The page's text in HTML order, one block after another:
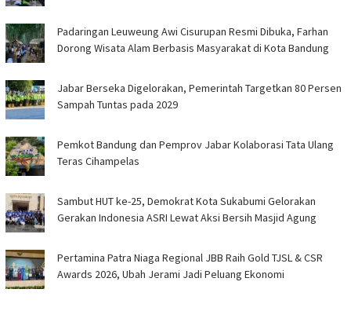
Padaringan Leuweung Awi Cisurupan Resmi Dibuka, Farhan
Dorong Wisata Alam Berbasis Masyarakat di Kota Bandung
Jabar Berseka Digelorakan, Pemerintah Targetkan 80 Persen
Sampah Tuntas pada 2029
Pemkot Bandung dan Pemprov Jabar Kolaborasi Tata Ulang
Teras Cihampelas
Sambut HUT ke-25, Demokrat Kota Sukabumi Gelorakan
Gerakan Indonesia ASRI Lewat Aksi Bersih Masjid Agung
Pertamina Patra Niaga Regional JBB Raih Gold TJSL & CSR
Awards 2026, Ubah Jerami Jadi Peluang Ekonomi